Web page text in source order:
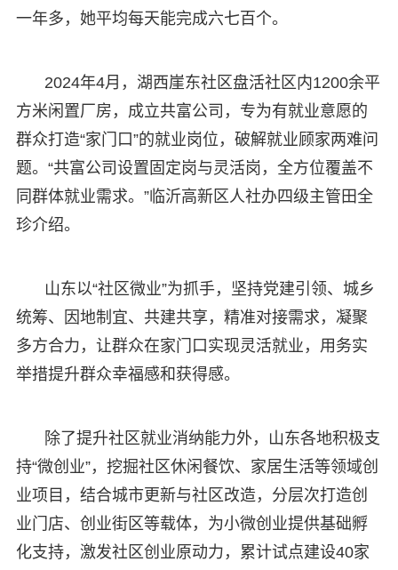
一年多，她平均每天能完成六七百个。
2024年4月，湖西崖东社区盘活社区内1200余平
方米闲置厂房，成立共富公司，专为有就业意愿的
群众打造“家门口”的就业岗位，破解就业顾家两难问
题。“共富公司设置固定岗与灵活岗，全方位覆盖不
同群体就业需求。”临沂高新区人社办四级主管田全
珍介绍。
山东以“社区微业”为抓手，坚持党建引领、城乡
统筹、因地制宜、共建共享，精准对接需求，凝聚
多方合力，让群众在家门口实现灵活就业，用务实
举措提升群众幸福感和获得感。
除了提升社区就业消纳能力外，山东各地积极支
持“微创业”，挖掘社区休闲餐饮、家居生活等领域创
业项目，结合城市更新与社区改造，分层次打造创
业门店、创业街区等载体，为小微创业提供基础孵
化支持，激发社区创业原动力，累计试点建设40家